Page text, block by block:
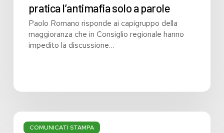
pratica l’antimafia solo a parole
Paolo Romano risponde ai capigruppo della
maggioranza che in Consiglio regionale hanno
impedito la discussione…
COMUNICATI STAMPA
Bilancio:
troppi